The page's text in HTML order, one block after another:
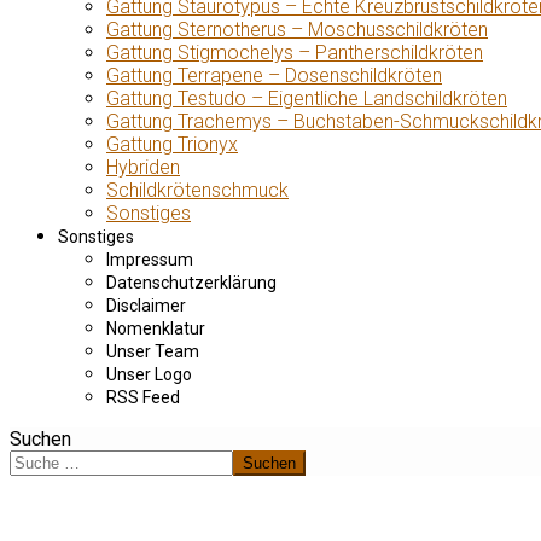
Gattung Staurotypus – Echte
Gattung Sternotherus – Moschusschildkröten
Gattung Stigmochelys – Pantherschildkröten
Gattung Terrapene – Dosenschildkröten
Gattung Testudo – Eigentliche Landschildkröten
Gattung Trachemys – Buchstaben-
Gattung Trionyx
Hybriden
Schildkrötenschmuck
Sonstiges
Sonstiges
Impressum
Datenschutzerklärung
Disclaimer
Nomenklatur
Unser Team
Unser Logo
RSS Feed
Suchen
Suchen